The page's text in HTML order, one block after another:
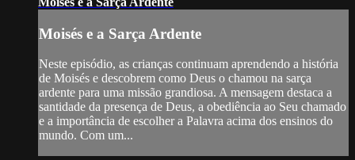
Moisés e a Sarça Ardente
Neste episódio, as crianças continuam aprendendo a história
de Moisés e descobrem como Deus o chamou na sarça
ardente para uma missão grandiosa. A mensagem destaca a
santidade da presença de Deus, a obediência ao Seu chamado
e a importância de escolher a Palavra acima dos ensinos do
mundo. Com um...